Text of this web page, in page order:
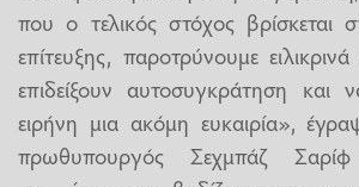
που ο τελικός στόχος βρίσκεται
επίτευξης, παροτρύνουμε
επιδείξουν αυτοσυγκράτηση
ειρήνη μια ακόμη ευκαιρία»,
πρωθυπουργός Σεχμπάζ